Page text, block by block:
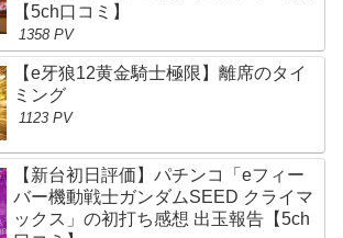
【5ch口コミ】
1358 PV
【e牙狼12黄金騎士極限】離席のタイ
ミング
1123 PV
【新台初日評価】パチンコ「eフィー
バー機動戦士ガンダムSEED クライマ
ックス」の初打ち感想 出玉報告【5ch